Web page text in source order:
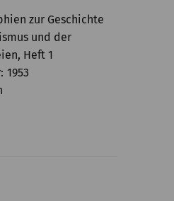
zur Geschichte
und der
Heft 1
1953